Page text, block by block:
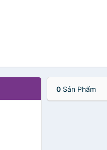
0Sản Phẩm